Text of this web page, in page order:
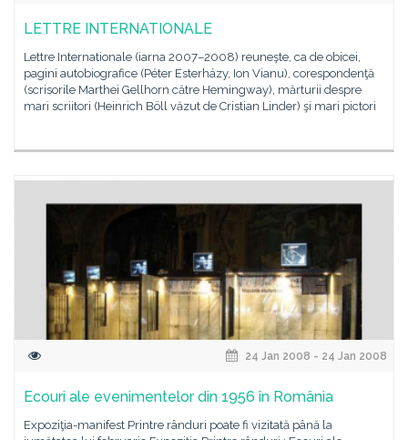
LETTRE INTERNATIONALE
Lettre Internationale (iarna 2007–2008) reuneşte, ca de obicei,
pagini autobiografice (Péter Esterházy, Ion Vianu), corespondenţă
(scrisorile Marthei Gellhorn către Hemingway), mărturii despre
mari scriitori (Heinrich Böll văzut de Cristian Linder) şi mari pictori
24 Jan 2008 - 24 Jan 2008
Ecouri ale evenimentelor din 1956 în România
Expoziţia-manifest Printre rânduri poate fi vizitată până la